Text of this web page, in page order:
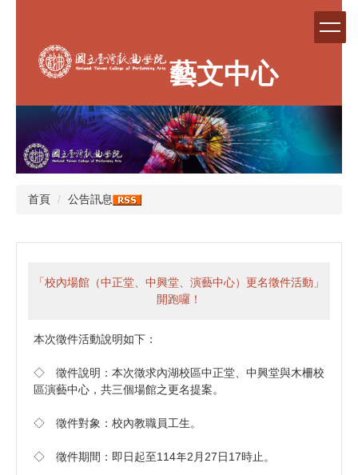
藝文中心
首頁 公告訊息
「校內場館（中正堂、中興堂、演藝中心）更名徵件活動」
開跑囉！
本次徵件活動說明如下：
◇ 徵件說明：本次徵求內湖校區中正堂、中興堂與木柵校
區演藝中心，共三個場館之更名提案。
◇ 徵件對象：校內教職員工生。
◇ 徵件期間：即日起至114年2月27日17時止。